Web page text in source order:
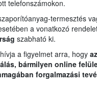
telefonszámokon.
termesztés
a vonatkozó
szabható ki.
a figyelmet arra, hogy az
bármilyen online
forgalmazási